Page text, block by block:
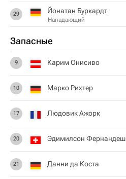
29 Йонатан Буркардт
Нападающий
Запасные
9 Карим Онисиво
10 Марко Рихтер
17 Людовик Ажорк
20 Эдимилсон Фернандеш
21 Данни да Коста